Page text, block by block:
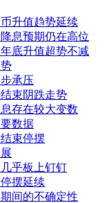
升值趋势延续
息预期仍在高位
底升值超势不减
承压
束阴跌走势
存在较大变数
数据
束停摆
乎板上钉钉
摆延续
间的不确定性